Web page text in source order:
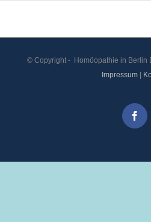
© Copyright - Homöopathie in Berlin
Impressum